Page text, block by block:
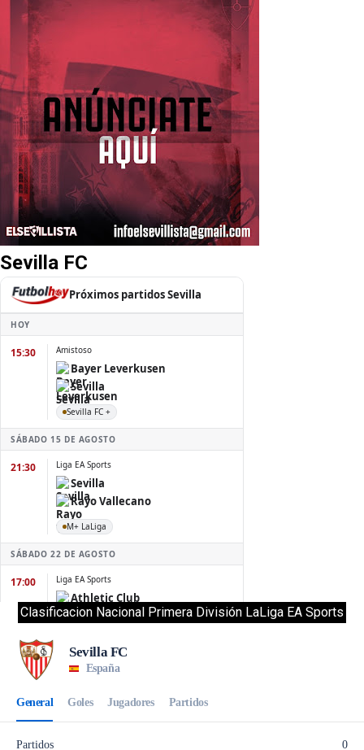
Sevilla FC
Clasificacion Nacional Primera División LaLiga EA Sports